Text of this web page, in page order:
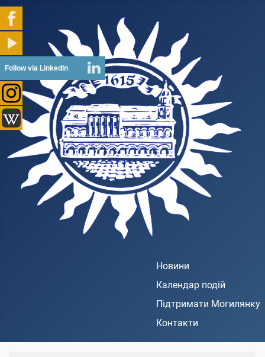
Follow via LinkedIn
Новини
Календар подій
Підтримати Могилянку
Контакти